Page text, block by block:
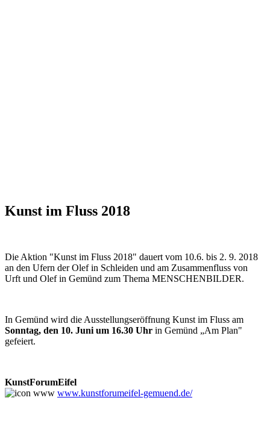
Kunst im Fluss 2018
Die Aktion "Kunst im Fluss 2018" dauert vom 10.6. bis 2. 9. 2018
an den Ufern der Olef in Schleiden und am Zusammenfluss von
Urft und Olef in Gemünd zum Thema MENSCHENBILDER.
In Gemünd wird die Ausstellungseröffnung Kunst im Fluss am
Sonntag, den 10. Juni um 16.30 Uhr in Gemünd „Am Plan"
gefeiert.
KunstForumEifel
www.kunstforumeifel-gemuend.de/